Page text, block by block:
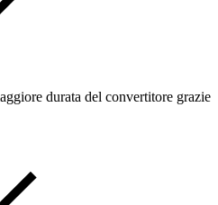
durata del convertitore grazie